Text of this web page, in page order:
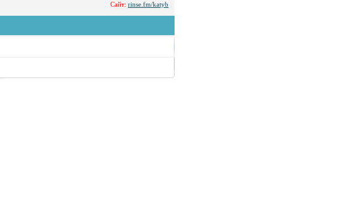
Сайт: rinse.fm/katyb